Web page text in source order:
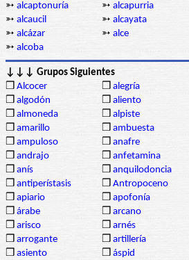
➳ alcaptonuría ➳ alcapurria
➳ alcaucil ➳ alcayata
➳ alcázar ➳ alce
➳ alcoba
↓↓↓ Grupos Siguientes
❒ Alcocer ❒ alegría
❒ algodón ❒ aliento
❒ almoneda ❒ alpiste
❒ amarillo ❒ ambuesta
❒ ampuloso ❒ anafre
❒ andrajo ❒ anfetamina
❒ anís ❒ anquilodoncia
❒ antiperístasis ❒ Antropoceno
❒ apiario ❒ apofonía
❒ árabe ❒ arcano
❒ arisco ❒ arnés
❒ arrogante ❒ artillería
❒ asiento ❒ áspid